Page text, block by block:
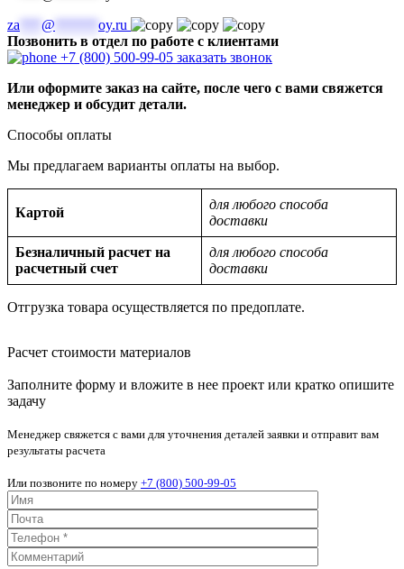
za
@
oy.ru
Позвонить в отдел по работе с клиентами
+7 (800) 500-99-05 заказать звонок
Или оформите заказ на сайте, после чего с вами свяжется
менеджер и обсудит детали.
Способы оплаты
Мы предлагаем варианты оплаты на выбор.
Картой
для любого способа
доставки
Безналичный расчет на
расчетный счет
для любого способа
доставки
Отгрузка товара осуществляется по предоплате.
Расчет стоимости материалов
Заполните форму и вложите в нее проект или кратко опишите
задачу
Менеджер свяжется с вами для уточнения деталей заявки и отправит вам
результаты расчета
Или позвоните по номеру +7 (800) 500-99-05